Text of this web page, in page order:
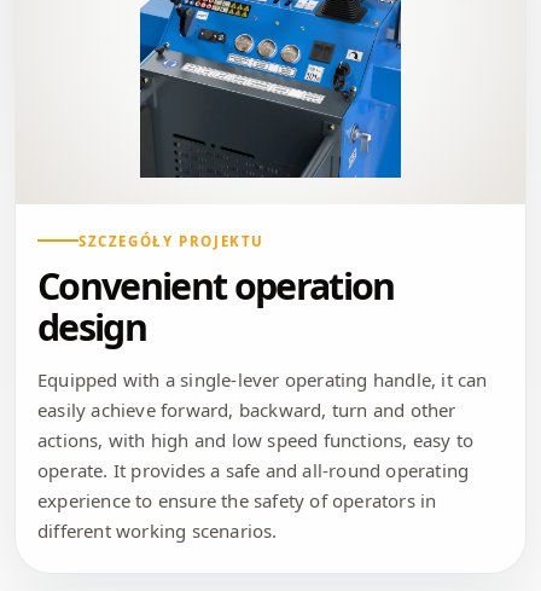
SZCZEGÓŁY PROJEKTU
Convenient operation
design
Equipped with a single-lever operating handle, it can
easily achieve forward, backward, turn and other
actions, with high and low speed functions, easy to
operate. It provides a safe and all-round operating
experience to ensure the safety of operators in
different working scenarios.